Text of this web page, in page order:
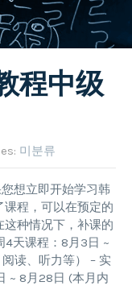
程中级
미분류
想立即开始学习韩
程，可以在预定的
这种情况下，补课的
4天课程：8月3日 ~
读、听力等） – 实
~ 8月28日 (本月内